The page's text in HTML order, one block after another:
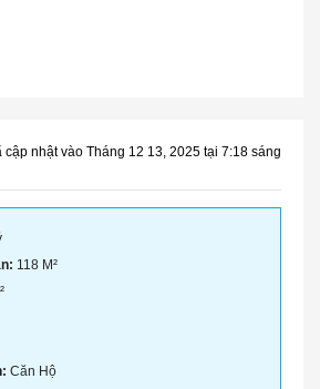
cập nhật vào Tháng 12 13, 2025 tại 7:18 sáng
118 M²
Căn Hộ